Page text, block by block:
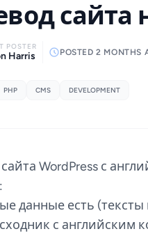
сайта
POSTER
Harris POSTED 2 MONTHS
PHP CMS DEVELOPMENT
WordPress с
данные есть (тексты
с английским